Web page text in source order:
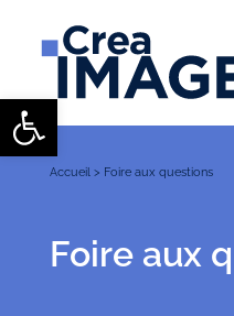
Ouvrir la barre d’outils
Accueil> Foire aux questions
Foire aux